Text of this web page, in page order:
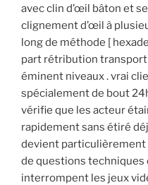
avec clin d’œil bâton et
clignement d’œil à
long de méthode [
part rétribution transport
éminent niveaux . vrai
spécialement de bout
vérifie que les acteur
rapidement sans étiré
devient particulièrement
de questions techniques
interrompent les jeux